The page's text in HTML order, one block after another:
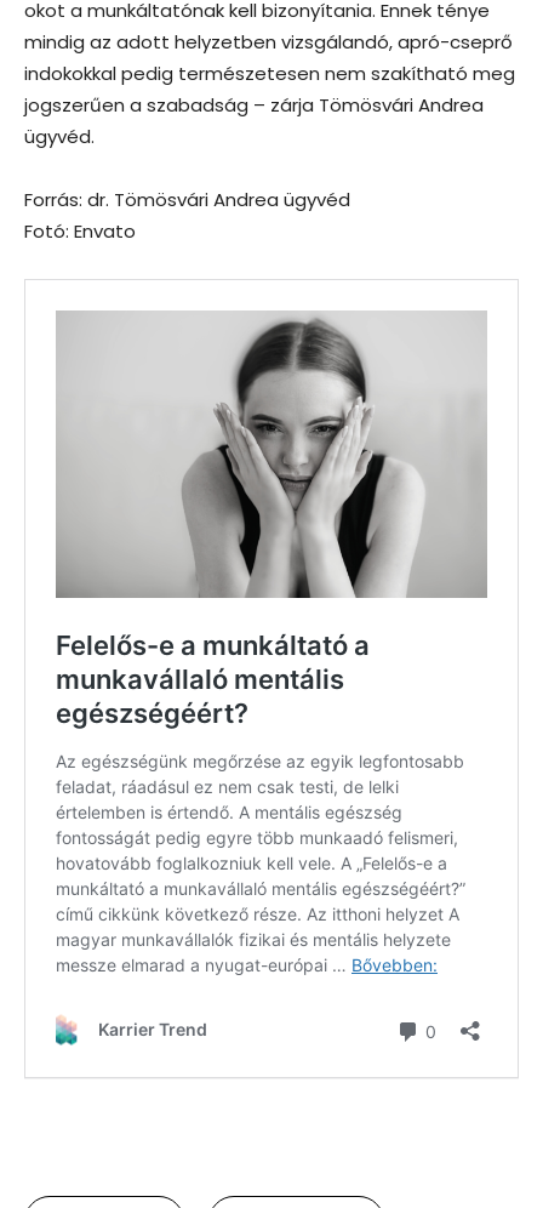
okot a munkáltatónak kell bizonyítania. Ennek ténye
mindig az adott helyzetben vizsgálandó, apró-cseprő
indokokkal pedig természetesen nem szakítható meg
jogszerűen a szabadság – zárja Tömösvári Andrea
ügyvéd.
Forrás: dr. Tömösvári Andrea ügyvéd
Fotó: Envato